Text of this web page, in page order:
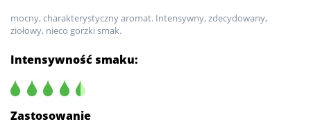
mocny, charakterystyczny aromat. Intensywny, zdecydowany,
ziołowy, nieco gorzki smak.
Intensywność smaku:
Zastosowanie